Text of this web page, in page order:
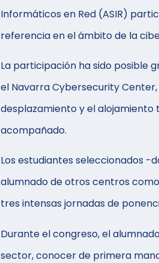
Informáticos en Red (ASIR)
referencia en el ámbito de la
La participación ha sido posible
el Navarra Cybersecurity
desplazamiento y el
acompañado.
Los estudiantes seleccionados -
alumnado de otros centros como
tres intensas jornadas de
Durante el congreso, el
sector, conocer de primera